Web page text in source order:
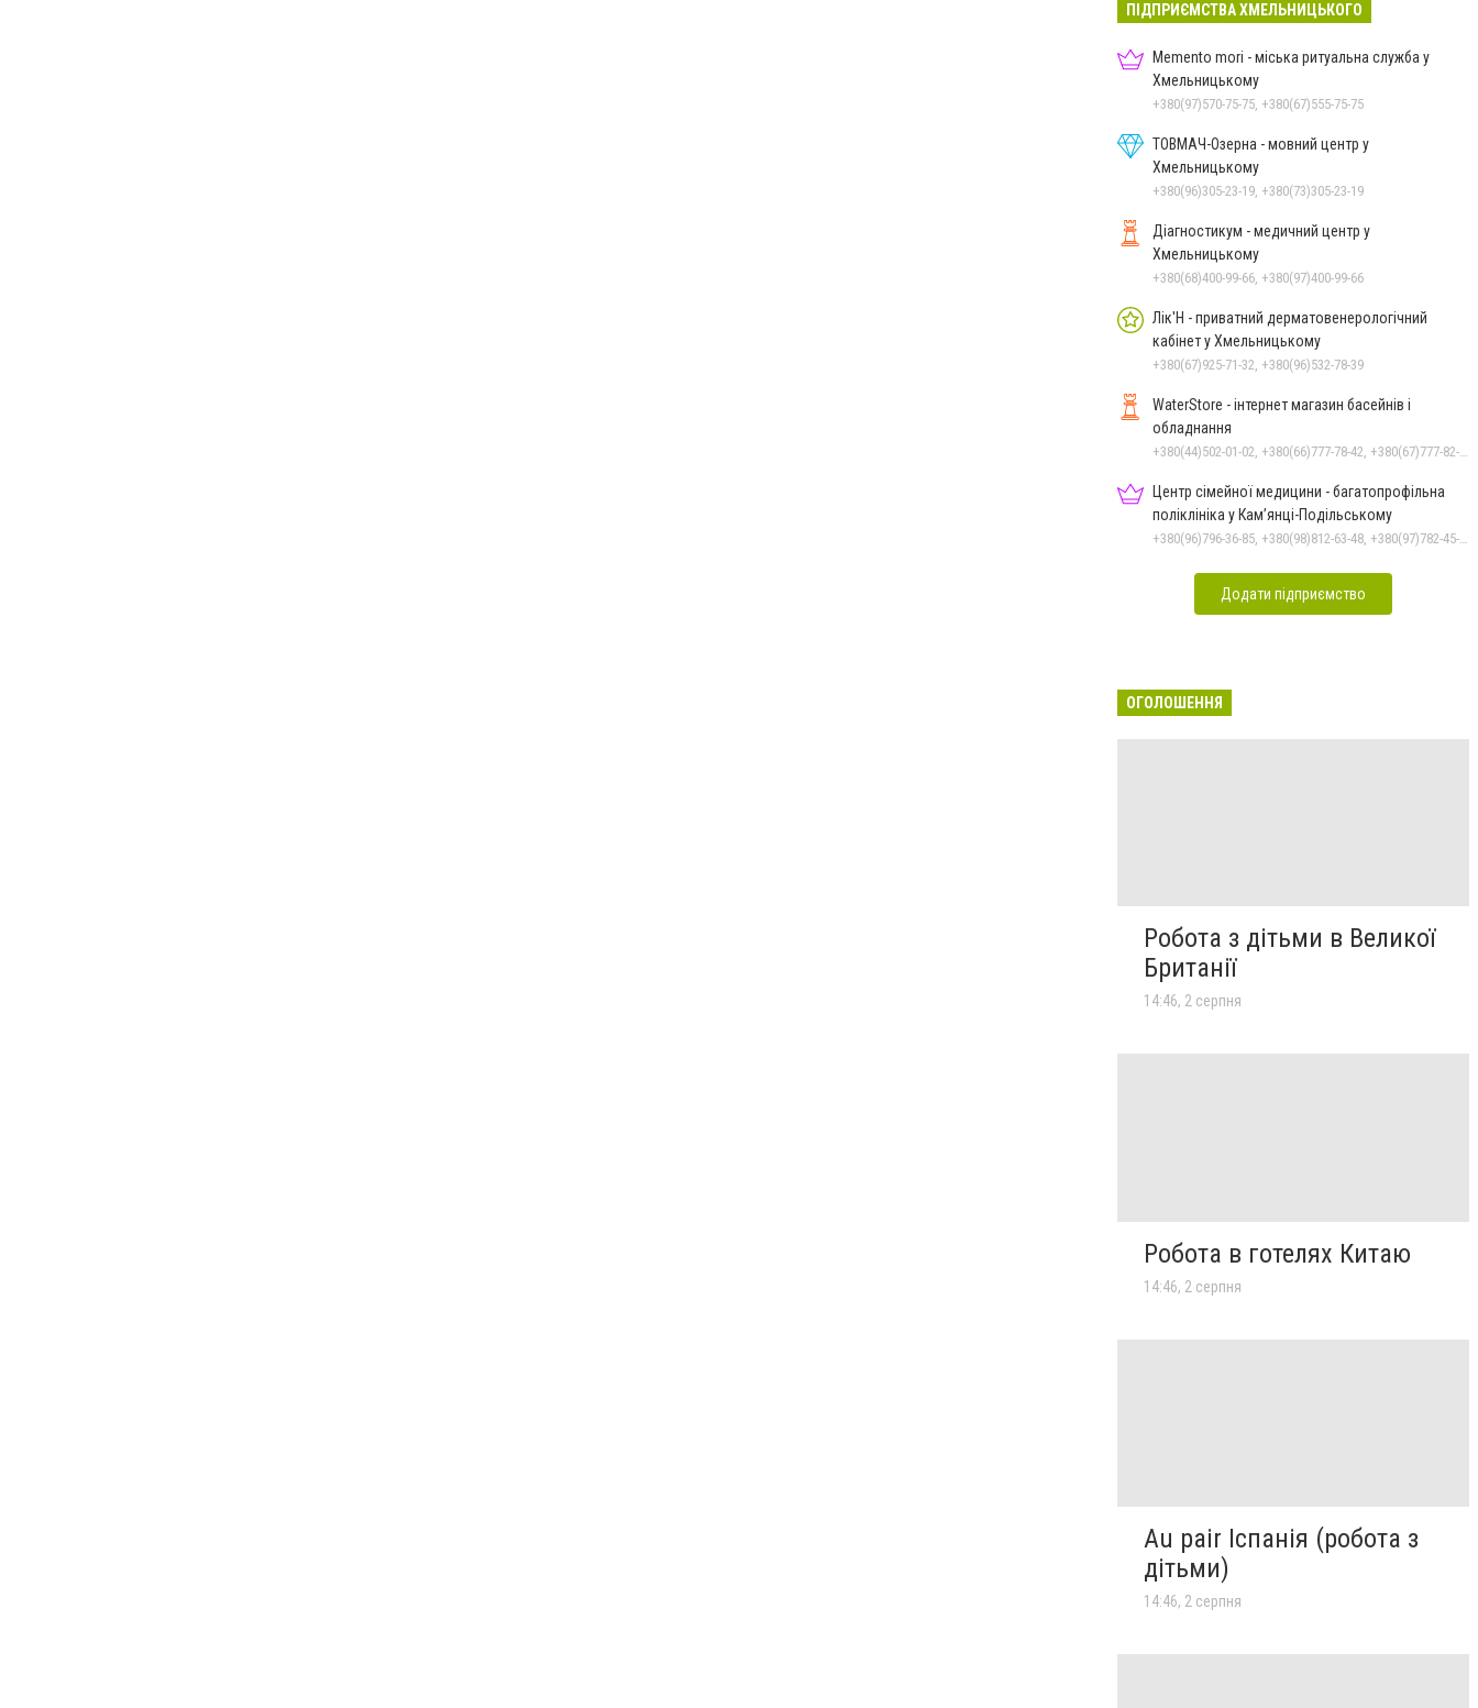
ПІДПРИЄМСТВА ХМЕЛЬНИЦЬКОГО
Memento mori - міська ритуальна служба у
Хмельницькому
+380(97)570-75-75, +380(67)555-75-75
ТОВМАЧ-Озерна - мовний центр у
Хмельницькому
+380(96)305-23-19, +380(73)305-23-19
Діагностикум - медичний центр у
Хмельницькому
+380(68)400-99-66, +380(97)400-99-66
Лік'Н - приватний дерматовенерологічний
кабінет у Хмельницькому
+380(67)925-71-32, +380(96)532-78-39
WaterStore - інтернет магазин басейнів і
обладнання
+380(44)502-01-02, +380(66)777-78-42, +380(67)777-82-19, +380(67)890-80-80, +380(73)890-80-80, +380(44)502-01-03
Центр сімейної медицини - багатопрофільна
поліклініка у Кам’янці-Подільському
+380(96)796-36-85, +380(98)812-63-48, +380(97)782-45-70
Додати підприємство
ОГОЛОШЕННЯ
Робота з дітьми в Великої
Британії
14:46, 2 серпня
Робота в готелях Китаю
14:46, 2 серпня
Au pair Іспанія (робота з
дітьми)
14:46, 2 серпня